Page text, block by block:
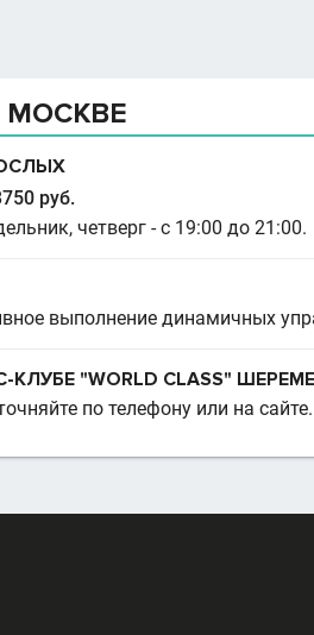
МОСКВЕ
руб.
четверг - с 19:00 до 21:00.
выполнение динамичных
"WORLD CLASS"
по телефону или на сайте.